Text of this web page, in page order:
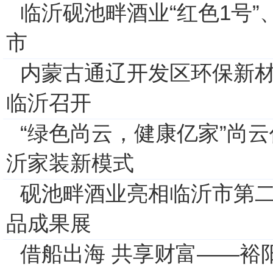
临沂砚池畔酒业“红色1号”
市
内蒙古通辽开发区环保新
临沂召开
“绿色尚云，健康亿家”尚
沂家装新模式
砚池畔酒业亮相临沂市第
品成果展
借船出海 共享财富——裕